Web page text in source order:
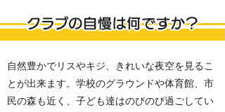
自然豊かでリスやキジ、きれいな夜空を見るこ
とが出来ます。学校のグラウンドや体育館、市
民の森も近く、子ども達はのびのび過ごしてい